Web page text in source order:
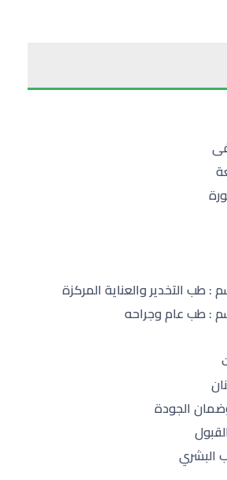
طب التخدير والعناية المركزة
: طب عام وجراحه
الجودة
البشري